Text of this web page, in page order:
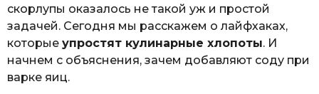
скорлупы оказалось не такой уж и простой
задачей. Сегодня мы расскажем о лайфхаках,
которые упростят кулинарные хлопоты. И
начнем с объяснения, зачем добавляют соду при
варке яиц.